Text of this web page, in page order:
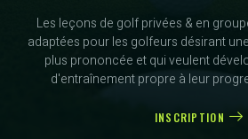
Les leçons de golf privées & en
adaptées pour les golfeurs désirant
plus prononcée et qui veulent
d'entraînement propre à leur
INSCRIPTION